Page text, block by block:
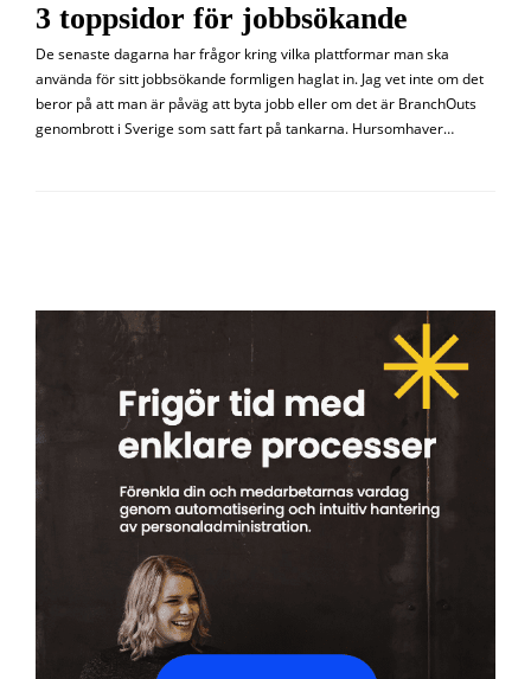
3 toppsidor för jobbsökande
De senaste dagarna har frågor kring vilka plattformar man ska
använda för sitt jobbsökande formligen haglat in. Jag vet inte om det
beror på att man är påväg att byta jobb eller om det är BranchOuts
genombrott i Sverige som satt fart på tankarna. Hursomhaver…